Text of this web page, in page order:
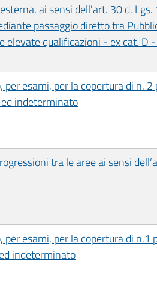
ai sensi dell'art. 30 d.
passaggio diretto tra
elevate qualificazioni - ex cat. D
esami, per la copertura di n.
indeterminato
tra le aree ai sensi
esami, per la copertura di n.1
indeterminato